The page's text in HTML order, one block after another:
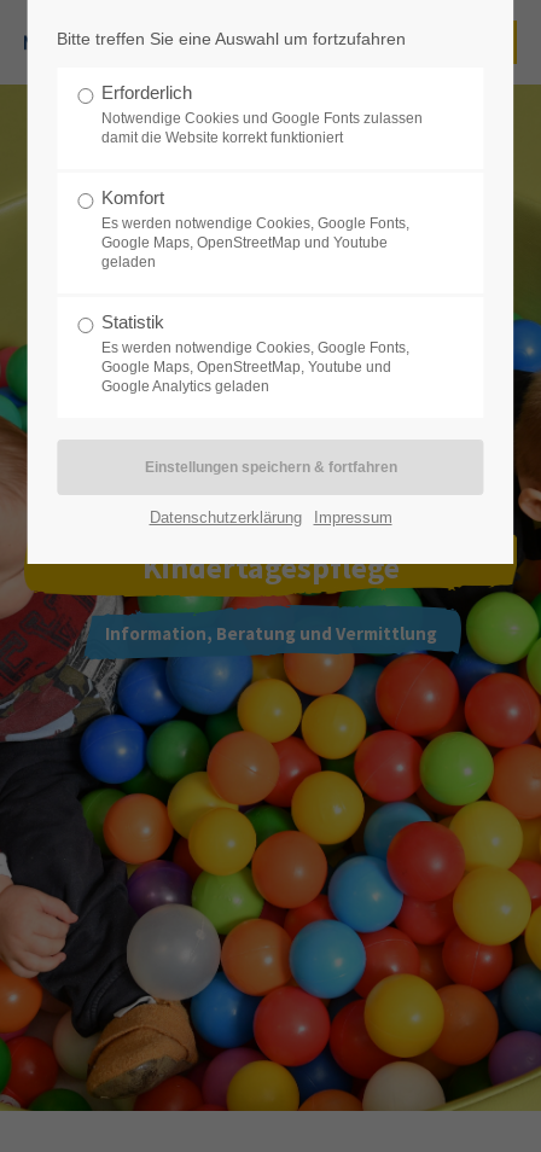
Benutzername
Passwort
Anmelden
Register|Lost your password?
Support
24h
We offer support for our customers
Mon - Fri 8:00am - 5:00pm
(GMT +1)
Get in touch
Cybersteel Inc.
376-293 City Road, Suite 600
San Francisco, CA 94102
Have any questions?
+44 1234 567 890
Drop us a line
info@yourdomain.com
Kindertagespflege
Information, Beratung und Vermittlung
Bitte treffen Sie eine Auswahl um fortzufahren
Erforderlich
Notwendige Cookies und Google Fonts zulassen
damit die Website korrekt funktioniert
Komfort
Es werden notwendige Cookies, Google Fonts,
Google Maps, OpenStreetMap und Youtube
geladen
Statistik
Es werden notwendige Cookies, Google Fonts,
Google Maps, OpenStreetMap, Youtube und
Google Analytics geladen
Datenschutzerklärung Impressum